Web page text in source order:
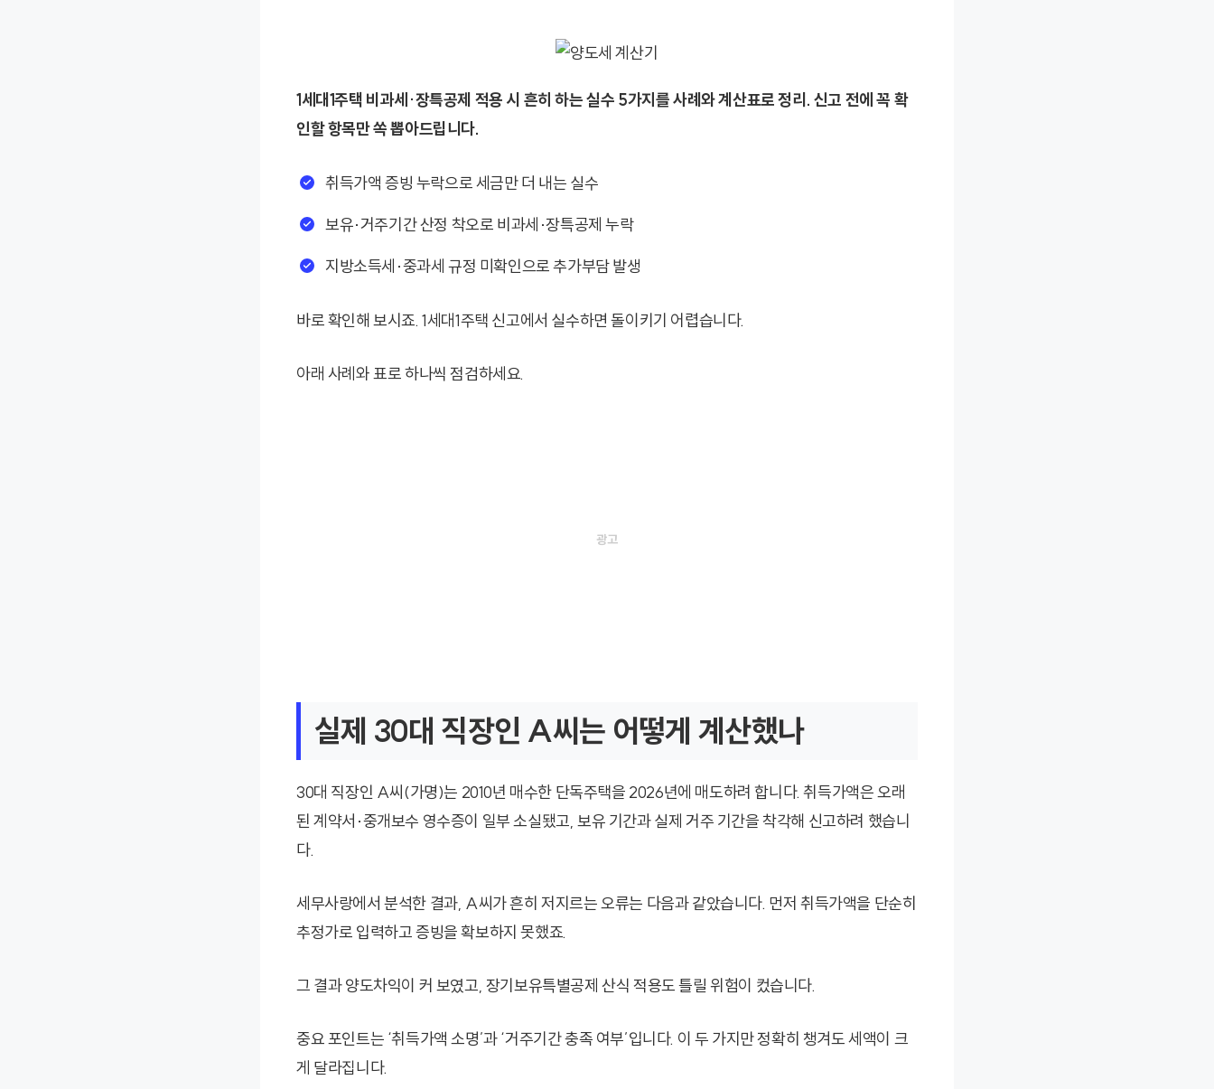
1세대1주택 비과세·장특공제 적용 시 흔히 하는 실수 5가지를 사례와 계산표로 정리. 신고 전에 꼭 확
인할 항목만 쏙 뽑아드립니다.
취득가액 증빙 누락으로 세금만 더 내는 실수
보유·거주기간 산정 착오로 비과세·장특공제 누락
지방소득세·중과세 규정 미확인으로 추가부담 발생
바로 확인해 보시죠. 1세대1주택 신고에서 실수하면 돌이키기 어렵습니다.
아래 사례와 표로 하나씩 점검하세요.
실제 30대 직장인 A씨는 어떻게 계산했나
30대 직장인 A씨(가명)는 2010년 매수한 단독주택을 2026년에 매도하려 합니다. 취득가액은 오래
된 계약서·중개보수 영수증이 일부 소실됐고, 보유 기간과 실제 거주 기간을 착각해 신고하려 했습니
다.
세무사랑에서 분석한 결과, A씨가 흔히 저지르는 오류는 다음과 같았습니다. 먼저 취득가액을 단순히
추정가로 입력하고 증빙을 확보하지 못했죠.
그 결과 양도차익이 커 보였고, 장기보유특별공제 산식 적용도 틀릴 위험이 컸습니다.
중요 포인트는 ‘취득가액 소명’과 ‘거주기간 충족 여부’입니다. 이 두 가지만 정확히 챙겨도 세액이 크
게 달라집니다.